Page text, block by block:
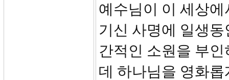
예수님이 이 세상
기신 사명에 일생
간적인 소원을 부
데 하나님을 영화